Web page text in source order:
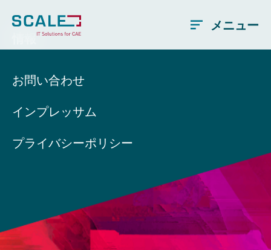
メニュー
お問い合わせ
インプレッサム
プライバシーポリシー